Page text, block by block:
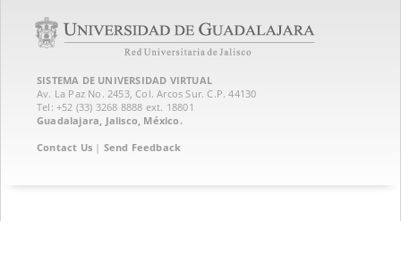
SISTEMA DE UNIVERSIDAD VIRTUAL
Av. La Paz No. 2453, Col. Arcos Sur. C.P. 44130
Tel: +52 (33) 3268 8888‏ ext. 18801
Guadalajara, Jalisco, México.
Contact Us | Send Feedback